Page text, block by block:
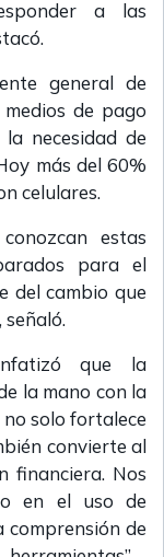
a las
general de
de pago
necesidad de
más del 60%
celulares.
estas
para el
del cambio que
que la
la mano con la
no solo fortalece
convierte al
financiera. Nos
en el uso de
comprensión de